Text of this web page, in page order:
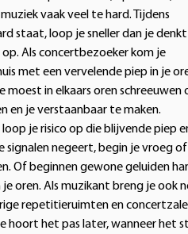
vaak veel te hard. Tijdens
staat, loop je sneller dan je denkt
Als concertbezoeker kom je
met een vervelende piep in je
moest in elkaars oren schreeuwen
en je verstaanbaar te maken.
je risico op die blijvende piep
signalen negeert, begin je vroeg of
Of beginnen gewone geluiden
oren. Als muzikant breng je ook
repetitieruimten en
hoort het pas later, wanneer het